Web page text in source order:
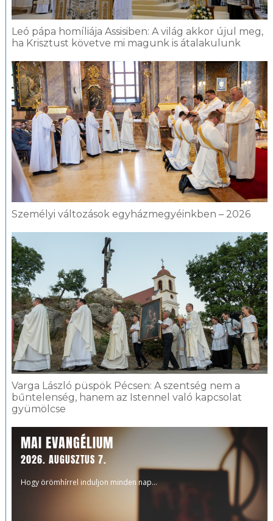
Leó pápa homíliája Assisiben: A világ akkor újul meg,
ha Krisztust követve mi magunk is átalakulunk
Személyi változások egyházmegyéinkben – 2026
Varga László püspök Pécsen: A szentség nem a
bűntelenség, hanem az Istennel való kapcsolat
gyümölcse
MAI EVANGÉLIUM
2026. AUGUSZTUS 7.
Hogy örömhírrel induljon minden nap...